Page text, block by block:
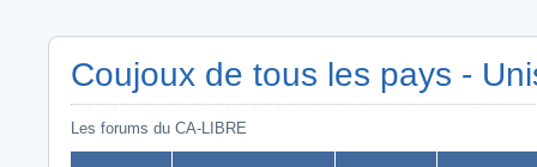
Coujoux de tous les pays -
Les forums du CA-LIBRE